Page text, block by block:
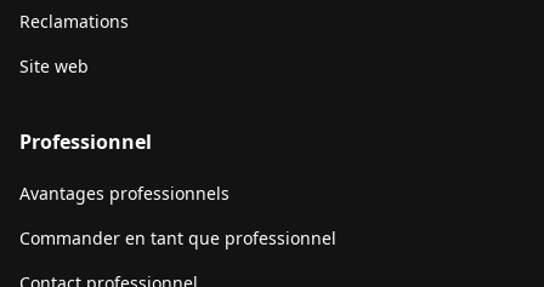
Reclamations
Site web
Professionnel
Avantages professionnels
Commander en tant que professionnel